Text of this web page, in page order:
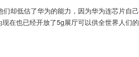
却低估了华为的能力，因为华为连芯片自己
在也已经开放了5g展厅可以供全世界人们的